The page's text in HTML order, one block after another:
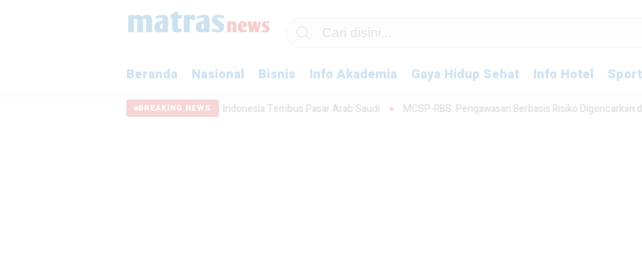
Beranda Nasional Bisnis Info Akademia Gaya Hidup Sehat Info Hotel Sport
BREAKING NEWS
Produk Camilan Indonesia Tembus Pasar Arab Saudi MCSP-RBS: Pengawasan Berbasis Risiko Digencarkan di Kota Bekasi